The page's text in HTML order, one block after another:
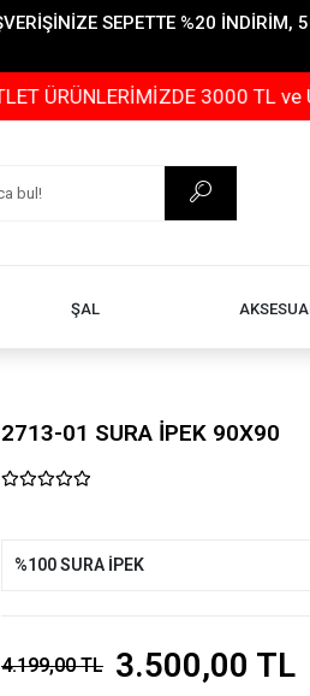
SEPETTE %20
3000 TL ve ÜZERİ
ŞAL
2713-01 SURA İPEK 90X90
%100 SURA İPEK
4.199,00 TL 3.500,00 TL